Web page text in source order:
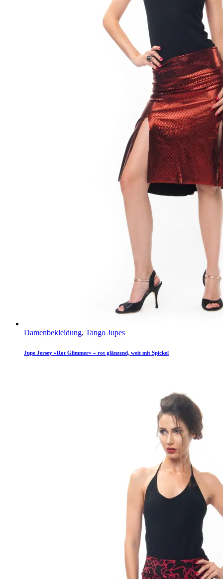
Damenbekleidung, Tango Jupes
Jupe Jersey «Rot Glimmer» – rot glänzend, weit mit Spickel